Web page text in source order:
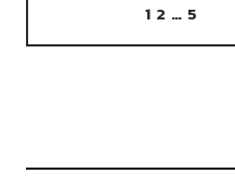
1 2 … 5